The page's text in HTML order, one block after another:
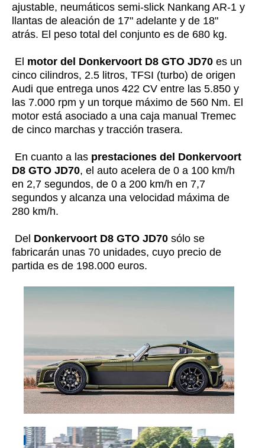
ajustable, neumáticos semi-slick Nankang AR-1 y
llantas de aleación de 17" adelante y de 18"
atrás. El peso total del conjunto es de 680 kg.
El motor del Donkervoort D8 GTO JD70 es un
cinco cilindros, 2.5 litros, TFSI (turbo) de origen
Audi que entrega unos 422 CV entre las 5.850 y
las 7.000 rpm y un torque máximo de 560 Nm. El
motor está asociado a una caja manual Tremec
de cinco marchas y tracción trasera.
En cuanto a las prestaciones del Donkervoort
D8 GTO JD70, el auto acelera de 0 a 100 km/h
en 2,7 segundos, de 0 a 200 km/h en 7,7
segundos y alcanza una velocidad máxima de
280 km/h.
Del Donkervoort D8 GTO JD70 sólo se
fabricarán unas 70 unidades, cuyo precio de
partida es de 198.000 euros.